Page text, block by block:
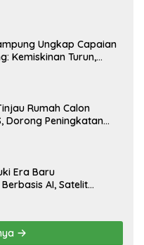
Ungkap Capaian
Kemiskinan Turun,
Rumah Calon
Dorong Peningkatan
Era Baru
AI, Satelit